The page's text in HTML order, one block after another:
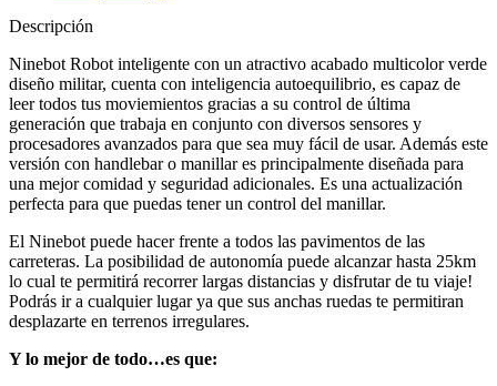
Descripción
Ninebot Robot inteligente con un atractivo acabado multicolor verde
diseño militar, cuenta con inteligencia autoequilibrio, es capaz de
leer todos tus moviemientos gracias a su control de última
generación que trabaja en conjunto con diversos sensores y
procesadores avanzados para que sea muy fácil de usar. Además este
versión con handlebar o manillar es principalmente diseñada para
una mejor comidad y seguridad adicionales. Es una actualización
perfecta para que puedas tener un control del manillar.
El Ninebot puede hacer frente a todos las pavimentos de las
carreteras. La posibilidad de autonomía puede alcanzar hasta 25km
lo cual te permitirá recorrer largas distancias y disfrutar de tu viaje!
Podrás ir a cualquier lugar ya que sus anchas ruedas te permitiran
desplazarte en terrenos irregulares.
Y lo mejor de todo…es que: